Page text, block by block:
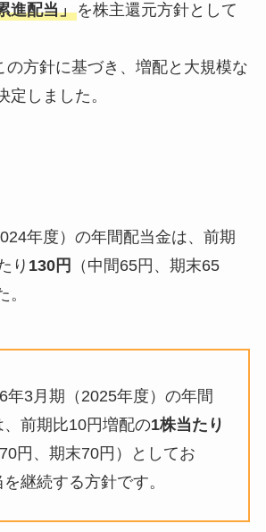
進配当」を株主還元方針として
の方針に基づき、増配と大規模な
定しました。
年度）の年間配当金は、前期
り 130円
（中間65円、期末65
年3月期（2025年度）の年間
前期比10円増配の1株当たり
70円、期末70円）としてお
継続する方針です。